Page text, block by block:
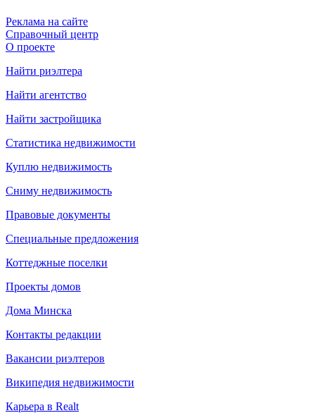
Реклама на сайте
Справочный центр
О проекте
Найти риэлтера
Найти агентство
Найти застройщика
Статистика недвижимости
Куплю недвижимость
Сниму недвижимость
Правовые документы
Специальные предложения
Коттеджные поселки
Проекты домов
Дома Минска
Контакты редакции
Вакансии риэлтеров
Википедия недвижимости
Карьера в Realt